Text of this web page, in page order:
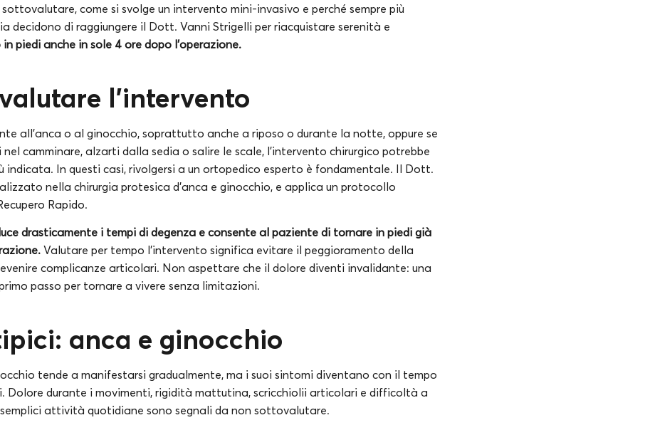
come si svolge un intervento mini-invasivo e perché sempre più
decidono di raggiungere il Dott. Vanni Strigelli per riacquistare serenità e
piedi anche in sole 4 ore dopo l’operazione.
l’intervento
all’anca o al ginocchio, soprattutto anche a riposo o durante la notte, oppure se
camminare, alzarti dalla sedia o salire le scale, l’intervento chirurgico potrebbe
indicata. In questi casi, rivolgersi a un ortopedico esperto è fondamentale. Il Dott.
nella chirurgia protesica d’anca e ginocchio, e applica un protocollo
Rapido.
drasticamente i tempi di degenza e consente al paziente di tornare in piedi già
Valutare per tempo l’intervento significa evitare il peggioramento della
complicanze articolari. Non aspettare che il dolore diventi invalidante: una
passo per tornare a vivere senza limitazioni.
anca e ginocchio
tende a manifestarsi gradualmente, ma i suoi sintomi diventano con il tempo
Dolore durante i movimenti, rigidità mattutina, scricchiolii articolari e difficoltà a
attività quotidiane sono segnali da non sottovalutare.